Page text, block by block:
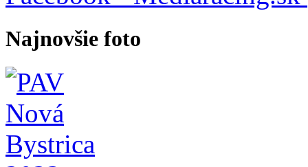
Najnovšie foto